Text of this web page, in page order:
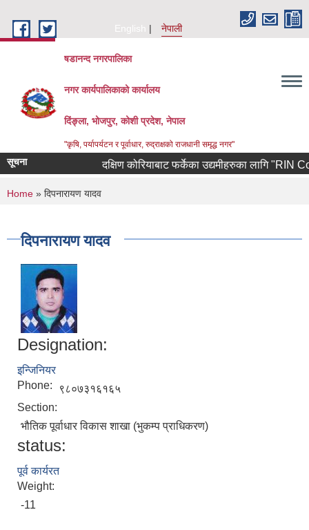
English
नेपाली
षडानन्द नगरपालिका
नगर कार्यपालिकाको कार्यालय
दिंङ्ला, भोजपुर, कोशी प्रदेश, नेपाल
"कृषि, पर्यापर्यटन र पूर्वाधार, रुद्राक्षको राजधानी समृद्ध नगर"
सूचना दक्षिण कोरियाबाट फर्केका उद्यमीहरुका लागि "RIN
You are here
Home » दिपनारायण यादव
दिपनारायण यादव
Designation:
इन्जिनियर
Phone:
९८०७३१६१६५
Section:
भौतिक पूर्वाधार विकास शाखा (भुकम्प प्राधिकरण)
status:
पूर्व कार्यरत
Weight:
-11